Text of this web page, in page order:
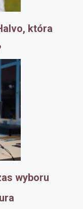
która
wyboru